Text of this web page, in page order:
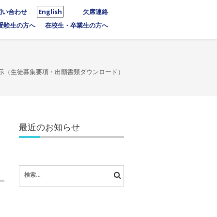
い合わせ English
欠席連絡
験生の方へ 在校生・卒業生の方へ
生徒募集要項・出願書類ダウンロード）
最近のお知らせ
索: